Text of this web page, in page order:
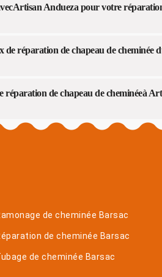
Andueza pour votre
de réparation de chapeau de cheminée
réparation de chapeau de cheminéeà
de cheminée Barsac
de cheminée Barsac
de cheminée Barsac